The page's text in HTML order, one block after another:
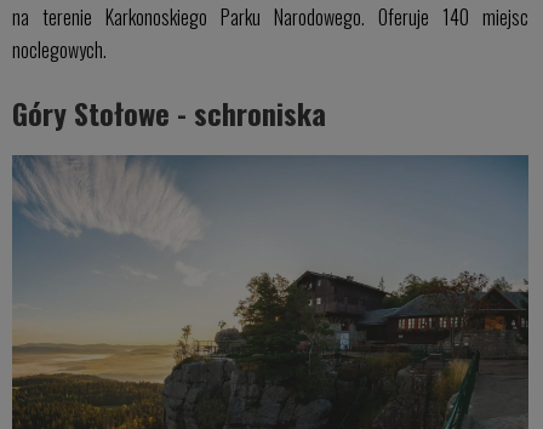
na terenie Karkonoskiego Parku Narodowego. Oferuje 140 miejsc
noclegowych.
Góry Stołowe - schroniska